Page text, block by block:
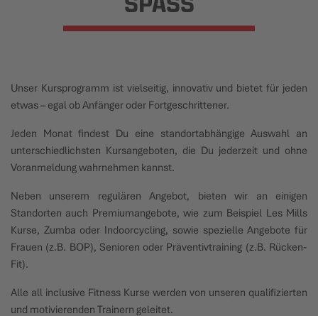
Unser Kursprogramm ist vielseitig, innovativ und bietet für jeden
etwas – egal ob Anfänger oder Fortgeschrittener.
Jeden Monat findest Du eine standortabhängige Auswahl an
unterschiedlichsten Kursangeboten, die Du jederzeit und ohne
Voranmeldung wahrnehmen kannst.
Neben unserem regulären Angebot, bieten wir an einigen
Standorten auch Premiumangebote, wie zum Beispiel Les Mills
Kurse, Zumba oder Indoorcycling, sowie spezielle Angebote für
Frauen (z.B. BOP), Senioren oder Präventivtraining (z.B. Rücken-
Fit).
Alle all inclusive Fitness Kurse werden von unseren qualifizierten
und motivierenden Trainern geleitet.